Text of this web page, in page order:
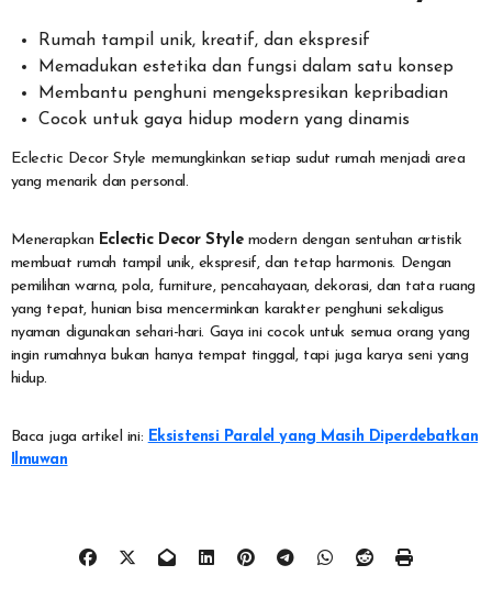
Rumah tampil unik, kreatif, dan ekspresif
Memadukan estetika dan fungsi dalam satu konsep
Membantu penghuni mengekspresikan kepribadian
Cocok untuk gaya hidup modern yang dinamis
Eclectic Decor Style memungkinkan setiap sudut rumah menjadi area
yang menarik dan personal.
Menerapkan Eclectic Decor Stylemodern dengan sentuhan artistik
membuat rumah tampil unik, ekspresif, dan tetap harmonis. Dengan
pemilihan warna, pola, furniture, pencahayaan, dekorasi, dan tata ruang
yang tepat, hunian bisa mencerminkan karakter penghuni sekaligus
nyaman digunakan sehari-hari. Gaya ini cocok untuk semua orang yang
ingin rumahnya bukan hanya tempat tinggal, tapi juga karya seni yang
hidup.
Baca juga artikel ini: Eksistensi Paralel yang Masih Diperdebatkan
Ilmuwan